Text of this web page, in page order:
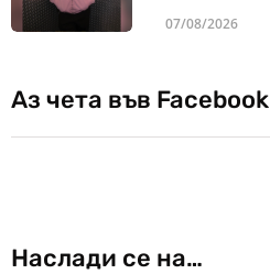
07/08/2026
Аз чета във Facebook
Наслади се на…